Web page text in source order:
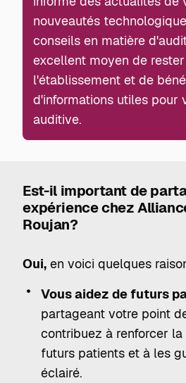
nouveautés
conseils en matière
excellent moyen de
l'établissement et de
d'informations utiles pour
auditive.
Est-il important de
expérience chez
Roujan?
Oui, en voici quelques
Vous aidez de futurs
partageant votre point
contribuez à renforcer
futurs patients et à les
éclairé.